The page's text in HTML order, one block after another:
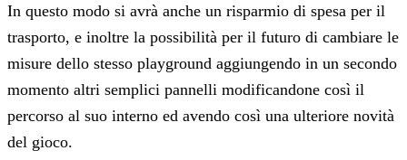
In questo modo si avrà anche un risparmio di spesa per il
trasporto, e inoltre la possibilità per il futuro di cambiare le
misure dello stesso playground aggiungendo in un secondo
momento altri semplici pannelli modificandone così il
percorso al suo interno ed avendo così una ulteriore novità
del gioco.